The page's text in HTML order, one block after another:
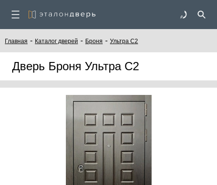
Главная - Каталог дверей - Броня - Ультра С2
Дверь Броня Ультра С2